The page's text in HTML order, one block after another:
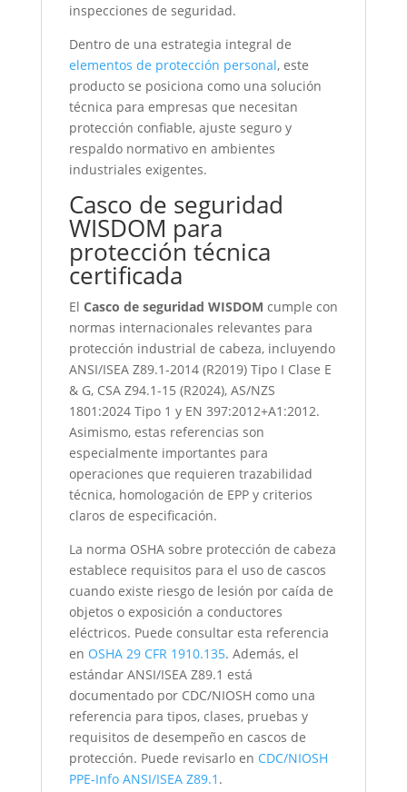
inspecciones de seguridad.
Dentro de una estrategia integral de
elementos de protección personal, este
producto se posiciona como una solución
técnica para empresas que necesitan
protección confiable, ajuste seguro y
respaldo normativo en ambientes
industriales exigentes.
Casco de seguridad
WISDOM para
protección técnica
certificada
El Casco de seguridad WISDOM cumple con
normas internacionales relevantes para
protección industrial de cabeza, incluyendo
ANSI/ISEA Z89.1-2014 (R2019) Tipo I Clase E
& G, CSA Z94.1-15 (R2024), AS/NZS
1801:2024 Tipo 1 y EN 397:2012+A1:2012.
Asimismo, estas referencias son
especialmente importantes para
operaciones que requieren trazabilidad
técnica, homologación de EPP y criterios
claros de especificación.
La norma OSHA sobre protección de cabeza
establece requisitos para el uso de cascos
cuando existe riesgo de lesión por caída de
objetos o exposición a conductores
eléctricos. Puede consultar esta referencia
en OSHA 29 CFR 1910.135. Además, el
estándar ANSI/ISEA Z89.1 está
documentado por CDC/NIOSH como una
referencia para tipos, clases, pruebas y
requisitos de desempeño en cascos de
protección. Puede revisarlo en CDC/NIOSH
PPE-Info ANSI/ISEA Z89.1 .